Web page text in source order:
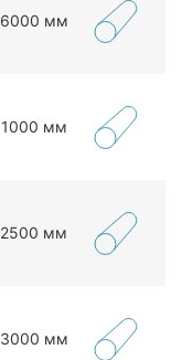
6000 мм
1000 мм
2500 мм
3000 мм